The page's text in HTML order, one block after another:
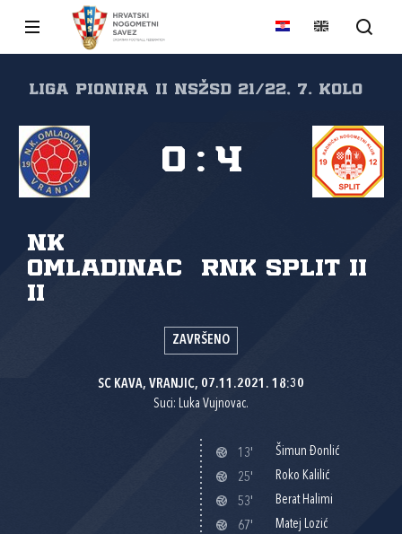
Liga pionira II NSŽSD 21/22, 7. kolo
NK
Omladinac
II
RNK Split II
0 : 4
ZAVRŠENO
SC KAVA, VRANJIC, 07.11.2021. 18:30
Suci: Luka Vujnovac.
13'
Šimun Đonlić
25'
Roko Kalilić
53'
Berat Halimi
67'
Matej Lozić